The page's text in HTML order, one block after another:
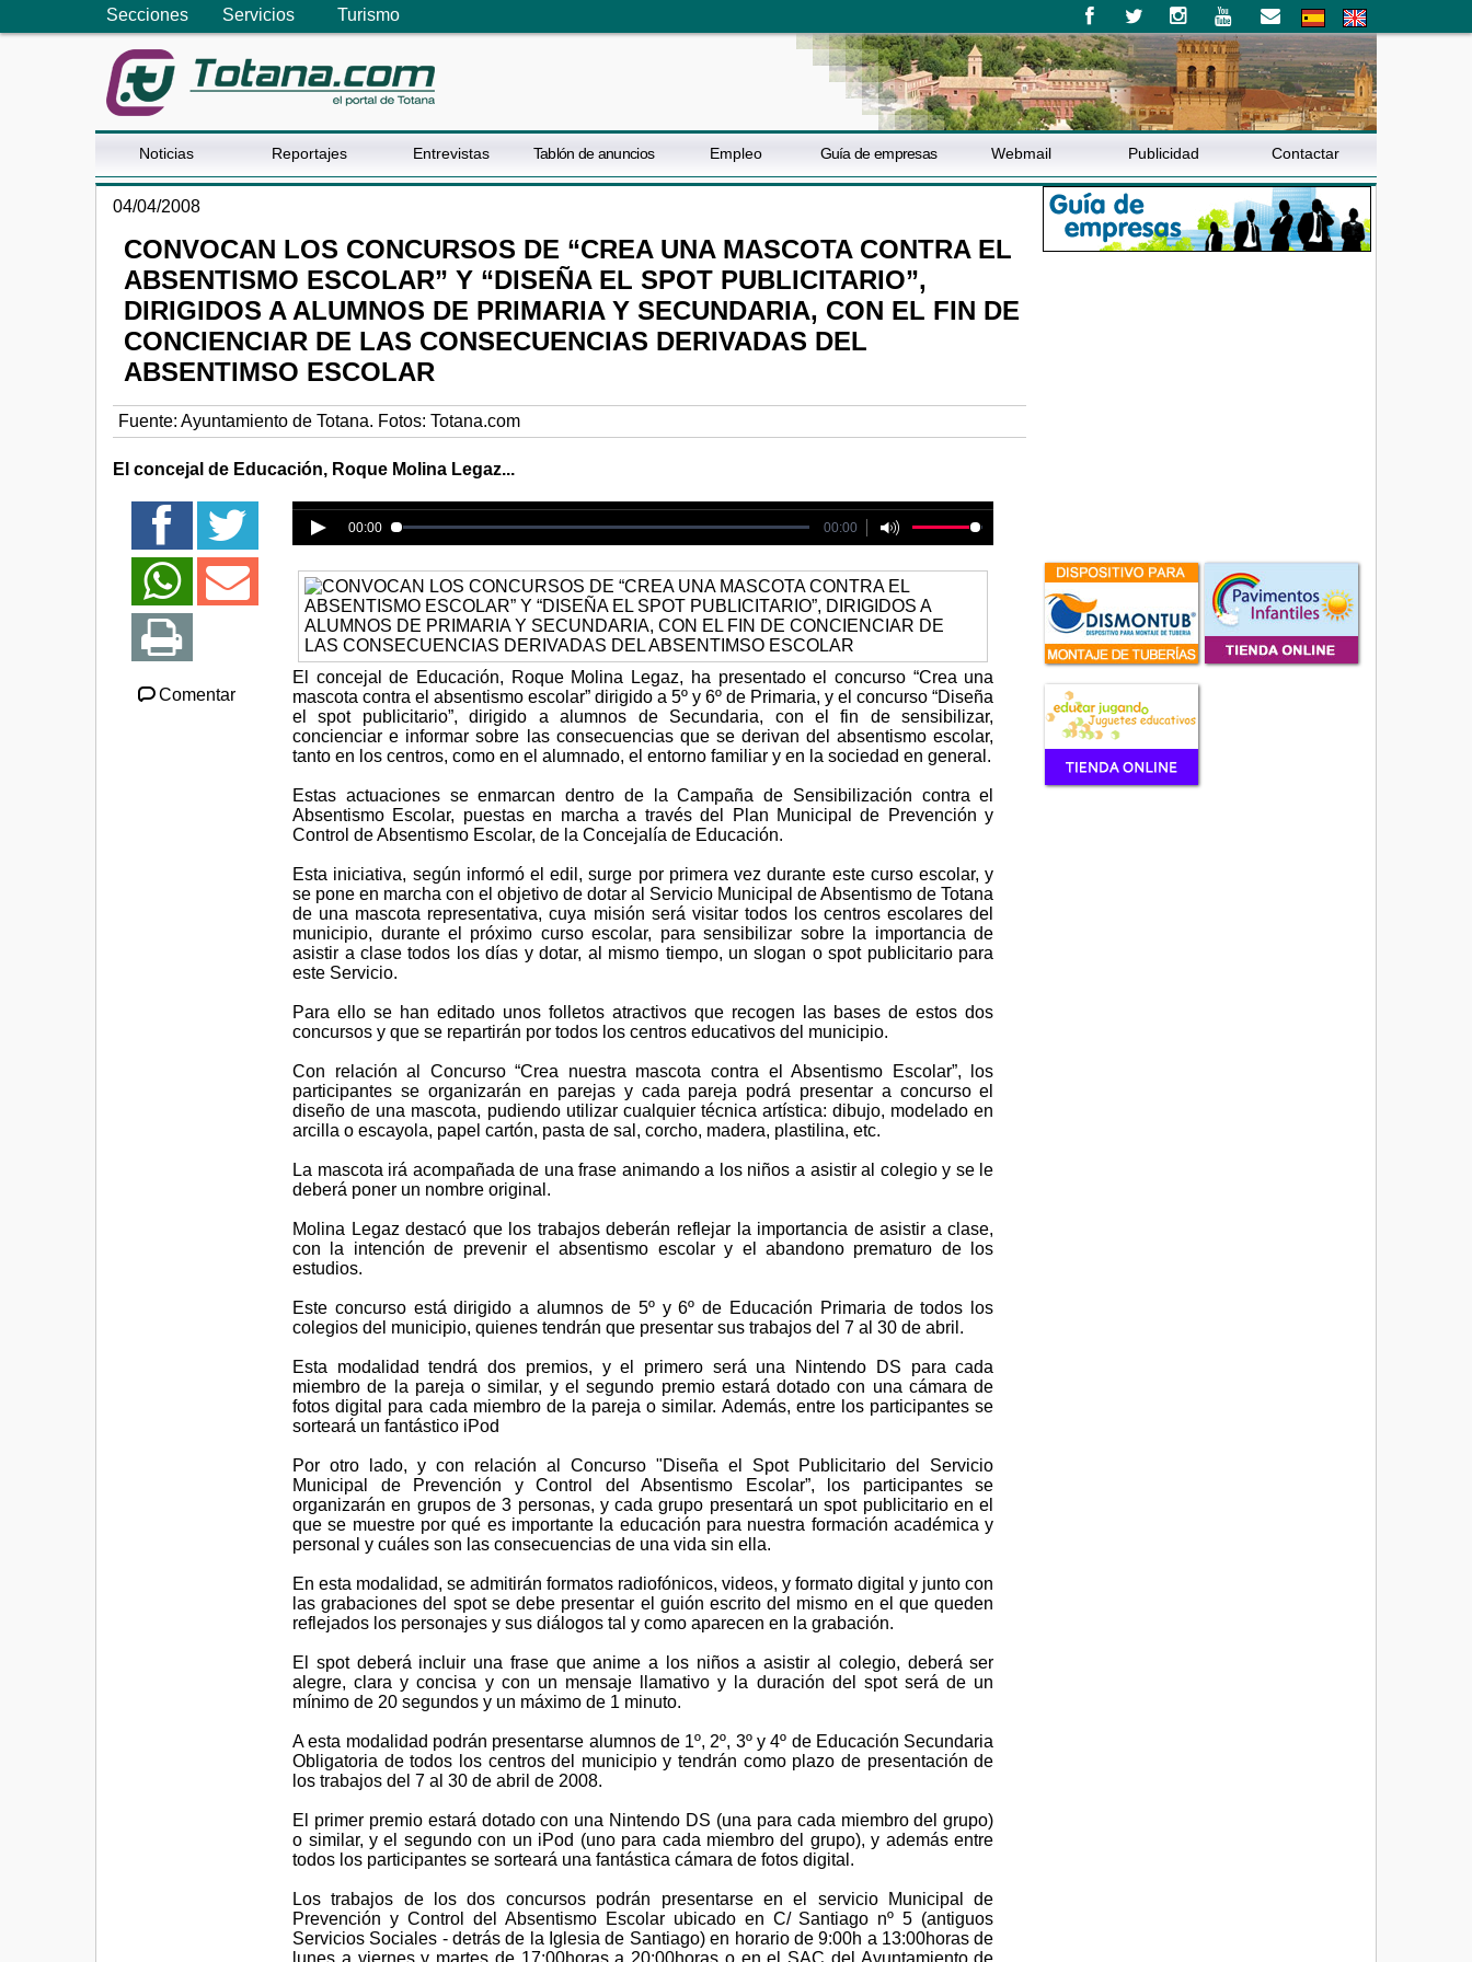
Secciones Servicios Turismo
Noticias Reportajes Entrevistas Tablón de anuncios Empleo Guía de empresas Webmail Publicidad Contactar
04/04/2008
CONVOCAN LOS CONCURSOS DE “CREA UNA MASCOTA CONTRA EL
ABSENTISMO ESCOLAR” Y “DISEÑA EL SPOT PUBLICITARIO”,
DIRIGIDOS A ALUMNOS DE PRIMARIA Y SECUNDARIA, CON EL FIN DE
CONCIENCIAR DE LAS CONSECUENCIAS DERIVADAS DEL
ABSENTIMSO ESCOLAR
Fuente: Ayuntamiento de Totana. Fotos: Totana.com
El concejal de Educación, Roque Molina Legaz...
Comentar
Error loading media: File could not be played
00:00 00:00
El concejal de Educación, Roque Molina Legaz, ha presentado el concurso “Crea una
mascota contra el absentismo escolar” dirigido a 5º y 6º de Primaria, y el concurso “Diseña
el spot publicitario”, dirigido a alumnos de Secundaria, con el fin de sensibilizar,
concienciar e informar sobre las consecuencias que se derivan del absentismo escolar,
tanto en los centros, como en el alumnado, el entorno familiar y en la sociedad en general.
Estas actuaciones se enmarcan dentro de la Campaña de Sensibilización contra el
Absentismo Escolar, puestas en marcha a través del Plan Municipal de Prevención y
Control de Absentismo Escolar, de la Concejalía de Educación.
Esta iniciativa, según informó el edil, surge por primera vez durante este curso escolar, y
se pone en marcha con el objetivo de dotar al Servicio Municipal de Absentismo de Totana
de una mascota representativa, cuya misión será visitar todos los centros escolares del
municipio, durante el próximo curso escolar, para sensibilizar sobre la importancia de
asistir a clase todos los días y dotar, al mismo tiempo, un slogan o spot publicitario para
este Servicio.
Para ello se han editado unos folletos atractivos que recogen las bases de estos dos
concursos y que se repartirán por todos los centros educativos del municipio.
Con relación al Concurso “Crea nuestra mascota contra el Absentismo Escolar”, los
participantes se organizarán en parejas y cada pareja podrá presentar a concurso el
diseño de una mascota, pudiendo utilizar cualquier técnica artística: dibujo, modelado en
arcilla o escayola, papel cartón, pasta de sal, corcho, madera, plastilina, etc.
La mascota irá acompañada de una frase animando a los niños a asistir al colegio y se le
deberá poner un nombre original.
Molina Legaz destacó que los trabajos deberán reflejar la importancia de asistir a clase,
con la intención de prevenir el absentismo escolar y el abandono prematuro de los
estudios.
Este concurso está dirigido a alumnos de 5º y 6º de Educación Primaria de todos los
colegios del municipio, quienes tendrán que presentar sus trabajos del 7 al 30 de abril.
Esta modalidad tendrá dos premios, y el primero será una Nintendo DS para cada
miembro de la pareja o similar, y el segundo premio estará dotado con una cámara de
fotos digital para cada miembro de la pareja o similar. Además, entre los participantes se
sorteará un fantástico iPod
Por otro lado, y con relación al Concurso "Diseña el Spot Publicitario del Servicio
Municipal de Prevención y Control del Absentismo Escolar”, los participantes se
organizarán en grupos de 3 personas, y cada grupo presentará un spot publicitario en el
que se muestre por qué es importante la educación para nuestra formación académica y
personal y cuáles son las consecuencias de una vida sin ella.
En esta modalidad, se admitirán formatos radiofónicos, videos, y formato digital y junto con
las grabaciones del spot se debe presentar el guión escrito del mismo en el que queden
reflejados los personajes y sus diálogos tal y como aparecen en la grabación.
El spot deberá incluir una frase que anime a los niños a asistir al colegio, deberá ser
alegre, clara y concisa y con un mensaje llamativo y la duración del spot será de un
mínimo de 20 segundos y un máximo de 1 minuto.
A esta modalidad podrán presentarse alumnos de 1º, 2º, 3º y 4º de Educación Secundaria
Obligatoria de todos los centros del municipio y tendrán como plazo de presentación de
los trabajos del 7 al 30 de abril de 2008.
El primer premio estará dotado con una Nintendo DS (una para cada miembro del grupo)
o similar, y el segundo con un iPod (uno para cada miembro del grupo), y además entre
todos los participantes se sorteará una fantástica cámara de fotos digital.
Los trabajos de los dos concursos podrán presentarse en el servicio Municipal de
Prevención y Control del Absentismo Escolar ubicado en C/ Santiago nº 5 (antiguos
Servicios Sociales - detrás de la Iglesia de Santiago) en horario de 9:00h a 13:00horas de